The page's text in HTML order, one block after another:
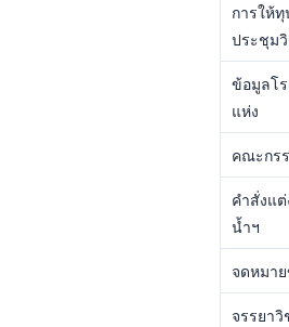
การให้
ประชุม
ข้อมูลโ
แห่ง
คณะกร
คำสั่งแ
น้ำฯ
จดหมา
จรรยา